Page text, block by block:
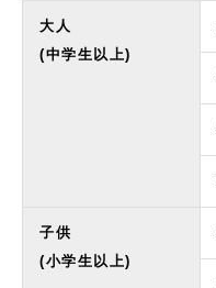
大人
(中学生以上)
子供
(小学生以上)